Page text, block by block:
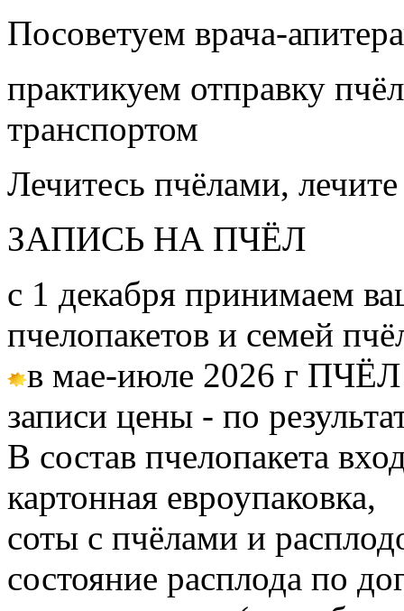
Посоветуем врача-
практикуем отправку
транспортом
Лечитесь пчёлами,
ЗАПИСЬ НА ПЧЁЛ
с 1 декабря принимаем
пчелопакетов и семей
в мае-июле 2026 г
записи цены - по
В состав пчелопакета
картонная евроупаковка,
соты с пчёлами и
состояние расплода по